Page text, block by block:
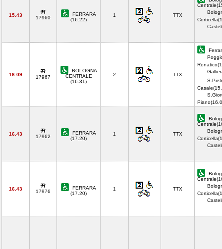
15.43 17960
FERRARA
(16.22)
1 TTX
16.09 17967
BOLOGNA
CENTRALE
(16.31)
2 TTX
16.43 17962
FERRARA
(17.20)
1 TTX
16.43 17976
FERRARA
(17.20)
1 TTX